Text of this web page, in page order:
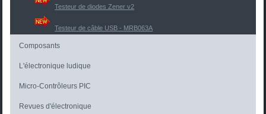
Testeur de diodes Zener v2
Testeur de câble USB - MRB063A
Composants
L'électronique ludique
Micro-Contrôleurs PIC
Revues d'électronique